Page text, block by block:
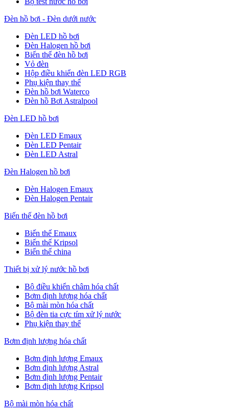
Đèn hồ bơi - Đèn dưới nước
Đèn LED hồ bơi
Đèn Halogen hồ bơi
Biến thế đèn hồ bơi
Vỏ đèn
Hộp điều khiển đèn LED RGB
Phụ kiện thay thế
Đèn hồ bơi Waterco
Đèn hồ Bơi Astralpool
Đèn LED hồ bơi
Đèn LED Emaux
Đèn LED Pentair
Đèn LED Astral
Đèn Halogen hồ bơi
Đèn Halogen Emaux
Đèn Halogen Pentair
Biến thế đèn hồ bơi
Biến thế Emaux
Biến thế Kripsol
Biến thế china
Thiết bị xử lý nước hồ bơi
Bộ điều khiển châm hóa chất
Bơm định lượng hóa chất
Bộ mài mòn hóa chất
Bộ đèn tia cực tím xử lý nước
Phụ kiện thay thế
Bơm định lượng hóa chất
Bơm định lượng Emaux
Bơm định lượng Astral
Bơm định lượng Pentair
Bơm định lượng Kripsol
Bộ mài mòn hóa chất